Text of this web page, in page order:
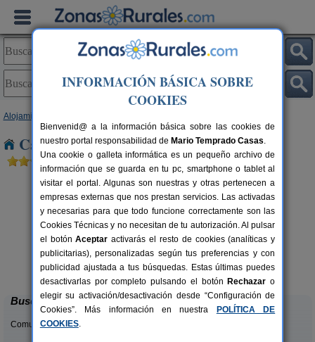
Alojamientos
Casas Rurales cerca de Agua García
2-4 pers.
desde18 €
Casa Rural Los Arcos
El Mocanal (El Hierro)
Buscar
Comunidades:
INFORMACIÓN BÁSICA SOBRE
COOKIES
Bienvenid@ a la información básica sobre las cookies de
nuestro portal responsabilidad de Mario Temprado Casas.
Una cookie o galleta informática es un pequeño archivo de
información que se guarda en tu pc, smartphone o tablet al
visitar el portal. Algunas son nuestras y otras pertenecen a
empresas externas que nos prestan servicios. Las activadas
y necesarias para que todo funcione correctamente son las
Cookies Técnicas y no necesitan de tu autorización. Al pulsar
el botónAceptar activarás el resto de cookies (analíticas y
publicitarias), personalizadas según tus preferencias y con
publicidad ajustada a tus búsquedas. Estas últimas puedes
desactivarlas por completo pulsando el botón Rechazar o
elegir su activación/desactivación desde “Configuración de
Cookies”. Más información en nuestra
POLÍTICA DE
COOKIES.